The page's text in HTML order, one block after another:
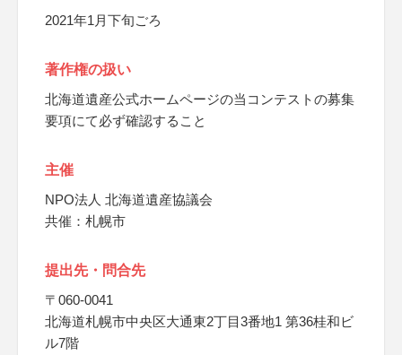
2021年1月下旬ごろ
著作権の扱い
北海道遺産公式ホームページの当コンテストの募集
要項にて必ず確認すること
主催
NPO法人 北海道遺産協議会
共催：札幌市
提出先・問合先
〒060-0041
北海道札幌市中央区大通東2丁目3番地1 第36桂和ビ
ル7階